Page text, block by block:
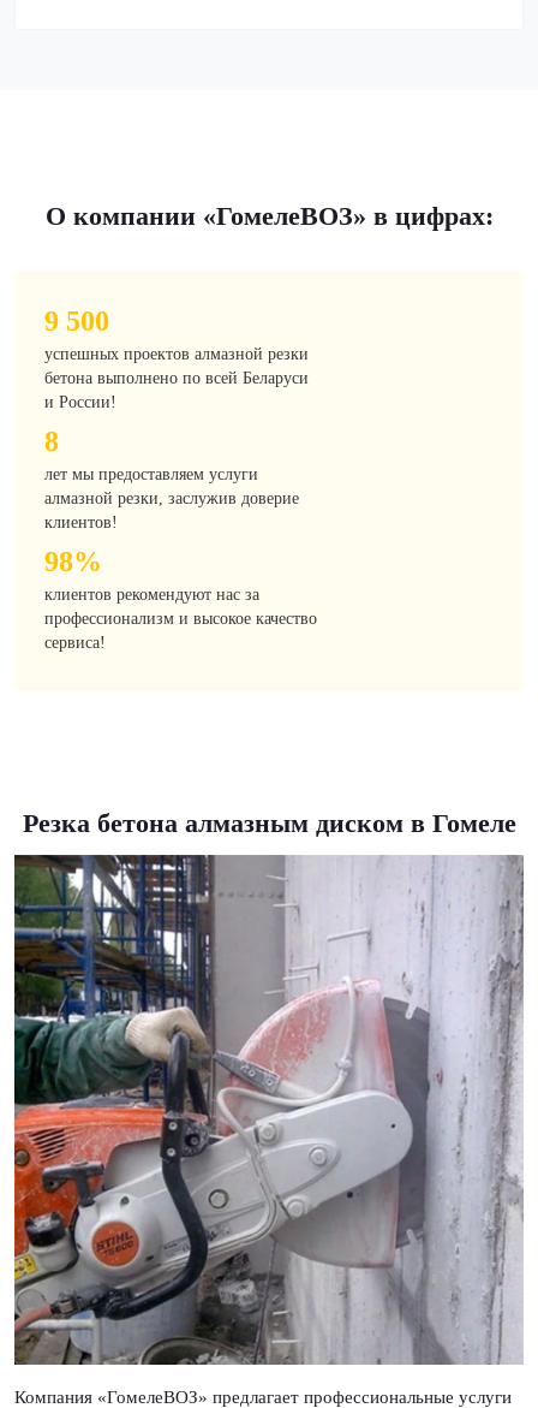
О компании «ГомелеВОЗ» в цифрах:
9 500
успешных проектов алмазной резки
бетона выполнено по всей Беларуси
и России!
8
лет мы предоставляем услуги
алмазной резки, заслужив доверие
клиентов!
98%
клиентов рекомендуют нас за
профессионализм и высокое качество
сервиса!
Резка бетона алмазным диском в Гомеле
Компания «ГомелеВОЗ» предлагает профессиональные услуги